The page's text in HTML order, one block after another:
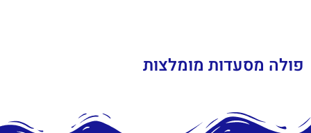
פולה מסעדות מומלצות